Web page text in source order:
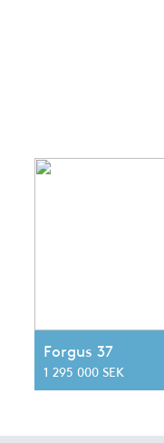
Forgus 37
1 295 000 SEK